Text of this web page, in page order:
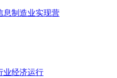
息制造业实现营
业经济运行